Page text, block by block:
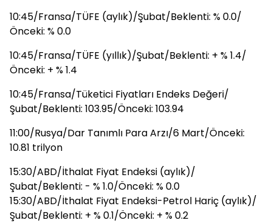
10:45/Fransa/TÜFE (aylık)/Şubat/Beklenti: % 0.0/
Önceki: % 0.0
10:45/Fransa/TÜFE (yıllık)/Şubat/Beklenti: + % 1.4/
Önceki: + % 1.4
10:45/Fransa/Tüketici Fiyatları Endeks Değeri/
Şubat/Beklenti: 103.95/Önceki: 103.94
11:00/Rusya/Dar Tanımlı Para Arzı/6 Mart/Önceki:
10.81 trilyon
15:30/ABD/İthalat Fiyat Endeksi (aylık)/
Şubat/Beklenti: - % 1.0/Önceki: % 0.0
15:30/ABD/İthalat Fiyat Endeksi-Petrol Hariç (aylık)/
Şubat/Beklenti: + % 0.1/Önceki: + % 0.2